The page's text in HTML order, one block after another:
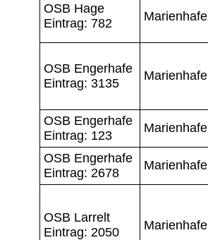
OSB Hage
Eintrag: 782
Marienhafe
OSB Engerhafe
Eintrag: 3135
Marienhafe
OSB Engerhafe
Eintrag: 123
Marienhafe
OSB Engerhafe
Eintrag: 2678
Marienhafe
OSB Larrelt
Eintrag: 2050
Marienhafe